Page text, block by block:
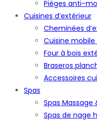
Pièges anti-
Cuisines d’extérieur
Cheminées
Cuisine mobile
Four à bois
Braseros
Accessoires
Spas
Spas
Spas de nage